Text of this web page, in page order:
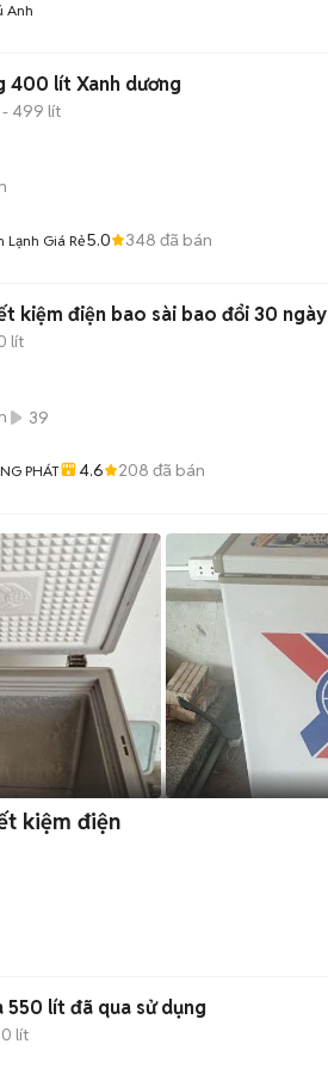
Anh
400 lít Xanh dương
499 lít
Giá Rẻ5.0 348 đã bán
kiệm điện bao sài bao đổi 30 ngày
lít
39
PHÁT 4.6 208 đã bán
kiệm điện
550 lít đã qua sử dụng
lít